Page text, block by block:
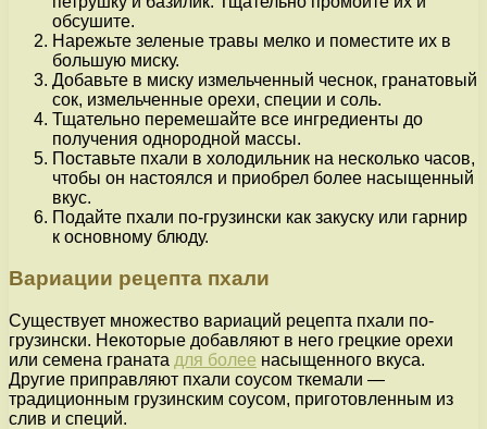
обсушите.
Нарежьте зеленые травы мелко и поместите их в
большую миску.
Добавьте в миску измельченный чеснок, гранатовый
сок, измельченные орехи, специи и соль.
Тщательно перемешайте все ингредиенты до
получения однородной массы.
Поставьте пхали в холодильник на несколько часов,
чтобы он настоялся и приобрел более насыщенный
вкус.
Подайте пхали по-грузински как закуску или гарнир
к основному блюду.
Вариации рецепта пхали
Существует множество вариаций рецепта пхали по-
грузински. Некоторые добавляют в него грецкие орехи
или семена граната для более насыщенного вкуса.
Другие приправляют пхали соусом ткемали —
традиционным грузинским соусом, приготовленным из
слив и специй.